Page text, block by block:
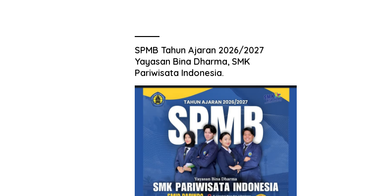
SPMB Tahun Ajaran 2026/2027
Yayasan Bina Dharma, SMK
Pariwisata Indonesia.